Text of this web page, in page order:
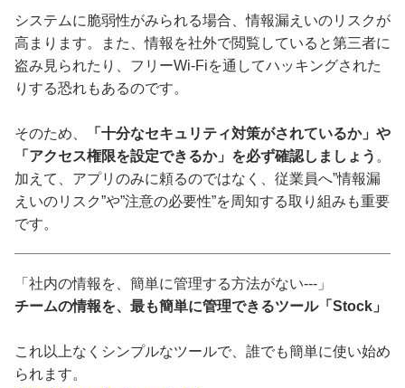
システムに脆弱性がみられる場合、情報漏えいのリスクが
高まります。また、情報を社外で閲覧していると第三者に
盗み見られたり、フリーWi-Fiを通してハッキングされた
りする恐れもあるのです。
そのため、
「十分なセキュリティ対策がされているか」や
「アクセス権限を設定できるか」を必ず確認しましょう 。
加えて、アプリのみに頼るのではなく、従業員へ”情報漏
えいのリスク”や”注意の必要性”を周知する取り組みも重要
です。
「社内の情報を、簡単に管理する方法がない---」
チームの情報を、最も簡単に管理できるツール「Stock」
これ以上なくシンプルなツールで、誰でも簡単に使い始め
られます。